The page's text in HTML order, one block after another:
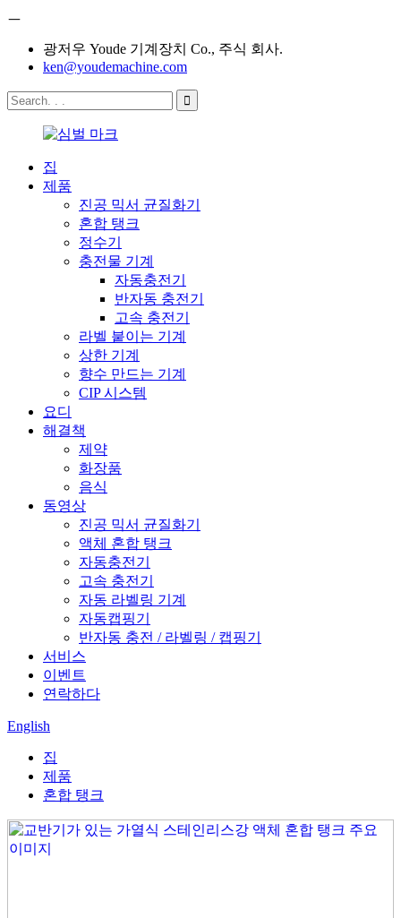
ㅡ
광저우 Youde 기계장치 Co., 주식 회사.
ken@youdemachine.com
집
제품
진공 믹서 균질화기
혼합 탱크
정수기
충전물 기계
자동충전기
반자동 충전기
고속 충전기
라벨 붙이는 기계
상한 기계
향수 만드는 기계
CIP 시스템
요디
해결책
제약
화장품
음식
동영상
진공 믹서 균질화기
액체 혼합 탱크
자동충전기
고속 충전기
자동 라벨링 기계
자동캡핑기
반자동 충전 / 라벨링 / 캡핑기
서비스
이벤트
연락하다
English
집
제품
혼합 탱크